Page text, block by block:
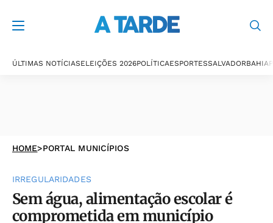
ÚLTIMAS NOTÍCIASELEIÇÕES 2026POLÍTICAESPORTESSALVADORBAHIA
HOME>PORTAL MUNICÍPIOS
IRREGULARIDADES
Sem água, alimentação escolar é
comprometida em município